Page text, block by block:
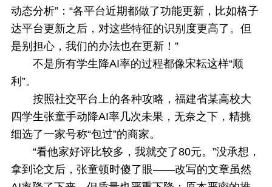
动态分析”：“各平台近期都做了功能更新，比如格子
达平台更新之后，对这些特征的识别度更高了。但
是别担心，我们的办法也在更新！”
不是所有学生降AI率的过程都像宋耘这样“顺
利”。
按照社交平台上的各种攻略，福建省某高校大
四学生张童手动降AI率几次未果，无奈之下，精挑
细选了一家号称“包过”的商家。
“看他家好评比较多，我就交了80元。”没承想，
拿到论文后，张童顿时傻了眼——改写的文章虽然